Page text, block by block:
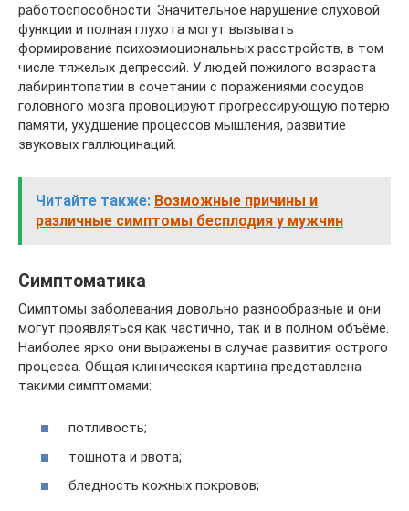
работоспособности. Значительное нарушение слуховой
функции и полная глухота могут вызывать
формирование психоэмоциональных расстройств, в том
числе тяжелых депрессий. У людей пожилого возраста
лабиринтопатии в сочетании с поражениями сосудов
головного мозга провоцируют прогрессирующую потерю
памяти, ухудшение процессов мышления, развитие
звуковых галлюцинаций.
Читайте также: Возможные причины и
различные симптомы бесплодия у мужчин
Симптоматика
Симптомы заболевания довольно разнообразные и они
могут проявляться как частично, так и в полном объёме.
Наиболее ярко они выражены в случае развития острого
процесса. Общая клиническая картина представлена
такими симптомами:
потливость;
тошнота и рвота;
бледность кожных покровов;